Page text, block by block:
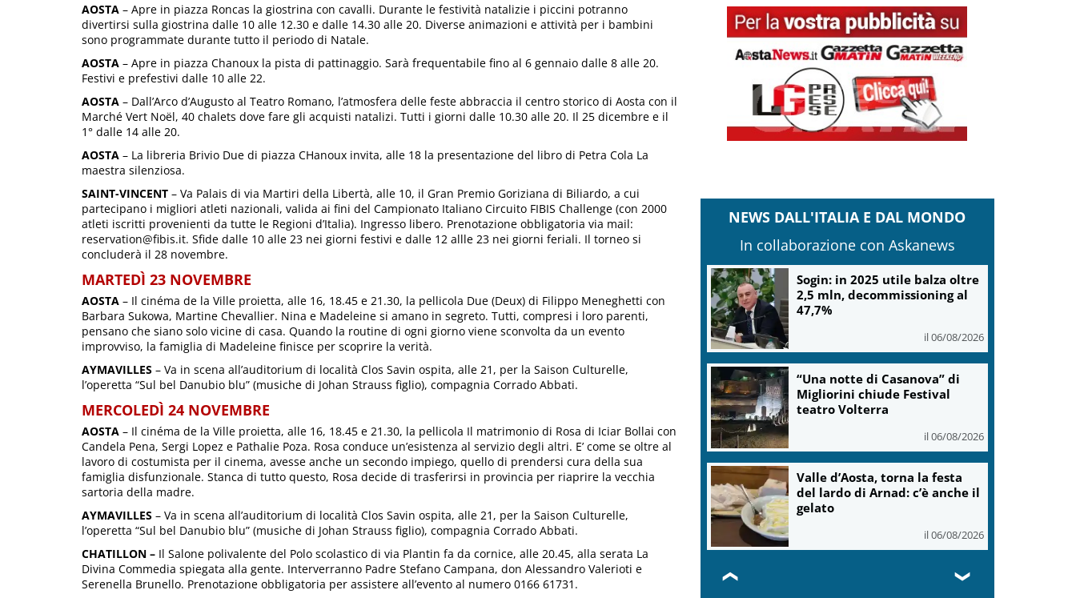
AOSTA – Apre in piazza Roncas la giostrina con cavalli. Durante le festività natalizie i piccini potranno
divertirsi sulla giostrina dalle 10 alle 12.30 e dalle 14.30 alle 20. Diverse animazioni e attività per i bambini
sono programmate durante tutto il periodo di Natale.
AOSTA – Apre in piazza Chanoux la pista di pattinaggio. Sarà frequentabile fino al 6 gennaio dalle 8 alle 20.
Festivi e prefestivi dalle 10 alle 22.
AOSTA – Dall’Arco d’Augusto al Teatro Romano, l’atmosfera delle feste abbraccia il centro storico di Aosta con il
Marché Vert Noël, 40 chalets dove fare gli acquisti natalizi. Tutti i giorni dalle 10.30 alle 20. Il 25 dicembre e il
1° dalle 14 alle 20.
AOSTA – La libreria Brivio Due di piazza CHanoux invita, alle 18 la presentazione del libro di Petra Cola La
maestra silenziosa.
SAINT-VINCENT – Va Palais di via Martiri della Libertà, alle 10, il Gran Premio Goriziana di Biliardo, a cui
partecipano i migliori atleti nazionali, valida ai fini del Campionato Italiano Circuito FIBIS Challenge (con 2000
atleti iscritti provenienti da tutte le Regioni d’Italia). Ingresso libero. Prenotazione obbligatoria via mail:
reservation@fibis.it. Sfide dalle 10 alle 23 nei giorni festivi e dalle 12 allle 23 nei giorni feriali. Il torneo si
concluderà il 28 novembre.
MARTEDÌ 23 NOVEMBRE
AOSTA – Il cinéma de la Ville proietta, alle 16, 18.45 e 21.30, la pellicola Due (Deux) di Filippo Meneghetti con
Barbara Sukowa, Martine Chevallier. Nina e Madeleine si amano in segreto. Tutti, compresi i loro parenti,
pensano che siano solo vicine di casa. Quando la routine di ogni giorno viene sconvolta da un evento
improvviso, la famiglia di Madeleine finisce per scoprire la verità.
AYMAVILLES – Va in scena all’auditorium di località Clos Savin ospita, alle 21, per la Saison Culturelle,
l’operetta “Sul bel Danubio blu” (musiche di Johan Strauss figlio), compagnia Corrado Abbati.
MERCOLEDÌ 24 NOVEMBRE
AOSTA – Il cinéma de la Ville proietta, alle 16, 18.45 e 21.30, la pellicola Il matrimonio di Rosa di Iciar Bollai con
Candela Pena, Sergi Lopez e Pathalie Poza. Rosa conduce un’esistenza al servizio degli altri. E’ come se oltre al
lavoro di costumista per il cinema, avesse anche un secondo impiego, quello di prendersi cura della sua
famiglia disfunzionale. Stanca di tutto questo, Rosa decide di trasferirsi in provincia per riaprire la vecchia
sartoria della madre.
AYMAVILLES – Va in scena all’auditorium di località Clos Savin ospita, alle 21, per la Saison Culturelle,
l’operetta “Sul bel Danubio blu” (musiche di Johan Strauss figlio), compagnia Corrado Abbati.
CHATILLON – Il Salone polivalente del Polo scolastico di via Plantin fa da cornice, alle 20.45, alla serata La
Divina Commedia spiegata alla gente. Interverranno Padre Stefano Campana, don Alessandro Valerioti e
Serenella Brunello. Prenotazione obbligatoria per assistere all’evento al numero 0166 61731.
NEWS DALL'ITALIA E DAL MONDO
In collaborazione con Askanews
Sogin: in 2025 utile balza oltre
2,5 mln, decommissioning al
47,7%
il 06/08/2026
“Una notte di Casanova” di
Migliorini chiude Festival
teatro Volterra
il 06/08/2026
Valle d’Aosta, torna la festa
del lardo di Arnad: c’è anche il
gelato
il 06/08/2026
❮ ❯